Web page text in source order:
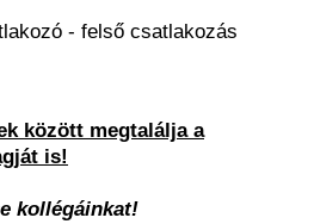
- felső csatlakozás
között megtalálja a
is!
kollégáinkat!